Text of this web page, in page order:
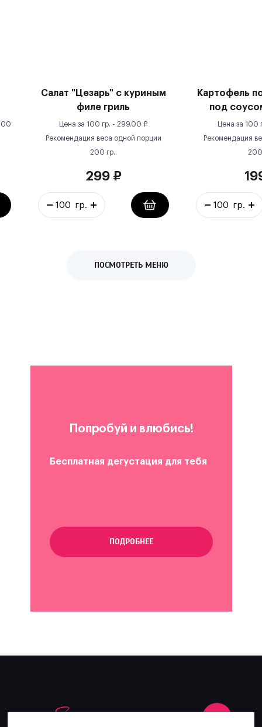
Салат "Цезарь" с куриным
филе гриль
Цена за 100 гр. - 299.00 ₽
Рекомендация веса одной порции
200 гр..
299₽
Картофель
под
Цена за 100
Рекомендация
200
ПОСМОТРЕТЬ МЕНЮ
Попробуй и влюбись!
Бесплатная дегустация для тебя
ПОДРОБНЕЕ